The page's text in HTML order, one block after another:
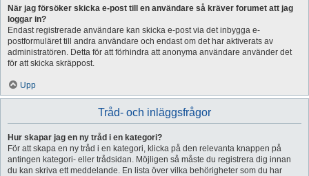
När jag försöker skicka e-post till en användare så kräver forumet att jag
loggar in?
Endast registrerade användare kan skicka e-post via det inbygga e-
postformuläret till andra användare och endast om det har aktiverats av
administratören. Detta för att förhindra att anonyma användare använder det
för att skicka skräppost.
Upp
Tråd- och inläggsfrågor
Hur skapar jag en ny tråd i en kategori?
För att skapa en ny tråd i en kategori, klicka på den relevanta knappen på
antingen kategori- eller trådsidan. Möjligen så måste du registrera dig innan
du kan skriva ett meddelande. En lista över vilka behörigheter som du har